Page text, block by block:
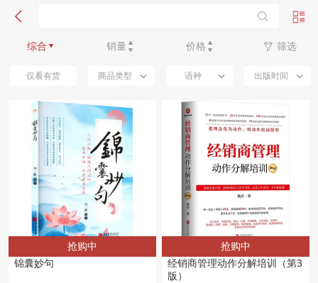
综合 销量 价格 筛选
新品优先
仅看有货 商品类型 语种 出版时间
抢购中
抢购中
经销商管理动作分解培训（第3